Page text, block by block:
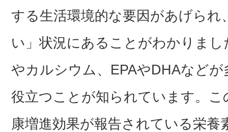
する生活環境的な要因があげら
い」状況にあることがわかりま
やカルシウム、EPAやDHAなど
役立つことが知られています。
康増進効果が報告されている栄